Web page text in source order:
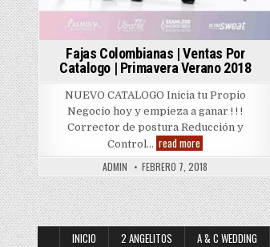
Fajas Colombianas | Ventas Por
Catalogo | Primavera Verano 2018
NUEVO CATALOGO Inicia tu Propio
Negocio hoy y empieza a ganar ! ! !
Corrector de postura Reducción y
Control… read more
Colombianas
|
Ventas
Por
Catalogo
|
Primavera
Verano
2018
ADMIN FEBRERO 7, 2018
INICIO 2 ANGELITOS A & C WEDDING